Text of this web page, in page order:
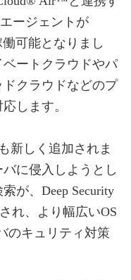
ージェントが
可能となりまし
ートクラウドやパ
クラウドなどのプ
します。
新しく追加されま
に侵入しようとし
が、Deep Security
れ、より幅広いOS
のキュリティ対策